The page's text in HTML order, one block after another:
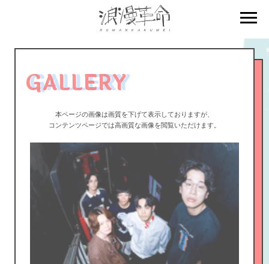
GALLERY
本ページの画像は画質を下げて表示しておりますが、
コンテンツページでは高画質な画像を閲覧いただけます。